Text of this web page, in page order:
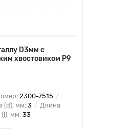
D3мм с
хвостовиком Р9
2300-7515
(d), мм:3
Длина
мм:33